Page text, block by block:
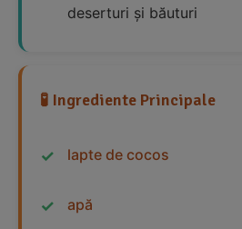
deserturi și băuturi
🧪 Ingrediente Principale
lapte de cocos
apă